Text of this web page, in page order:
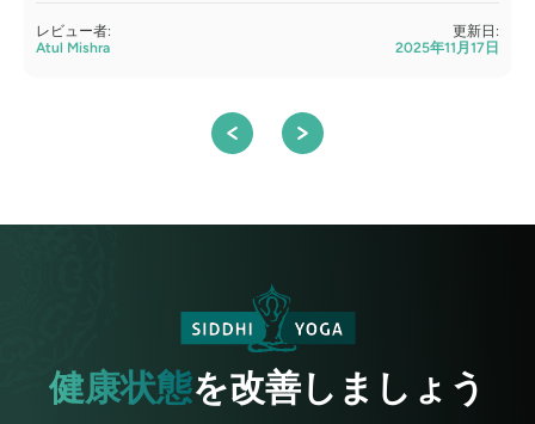
レビュー者:
Atul Mishra
更新日:
2025年11月17日
健康状態を改善しましょう